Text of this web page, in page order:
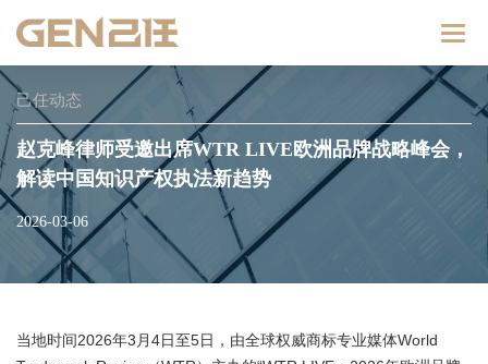
己任动态
赵克峰律师受邀出席WTR LIVE欧洲品牌战略峰会，
解读中国知识产权执法新趋势
2026-03-06
当地时间2026年3月4日至5日，由全球权威商标专业媒体World